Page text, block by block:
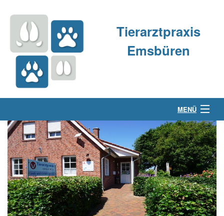
Tierarztpraxis
Emsbüren
MENÜ
Über uns
Kleintierpraxis
Großtierpraxis
Kontakt & Anfahrt